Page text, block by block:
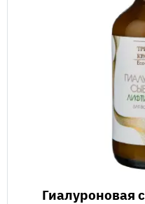
Гиалуроновая сыворотка для лица